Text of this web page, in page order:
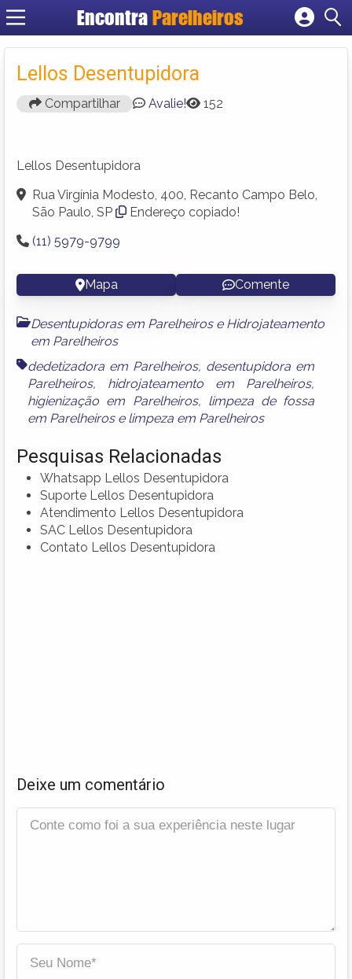
Encontra Parelheiros
Cadastrar empresa
Criar conta
Lellos Desentupidora
Compartilhar Avalie! 152
Lellos Desentupidora
Rua Virgínia Modesto, 400, Recanto Campo Belo,
São Paulo, SP
Endereço copiado!
(11) 5979-9799
Mapa Comente
Desentupidoras em Parelheirose Hidrojateamento
em Parelheiros
dedetizadora em Parelheiros, desentupidora em
Parelheiros, hidrojateamento em Parelheiros,
higienização em Parelheiros, limpeza de fossa
em Parelheirose limpeza em Parelheiros
Pesquisas Relacionadas
Whatsapp Lellos Desentupidora
Suporte Lellos Desentupidora
Atendimento Lellos Desentupidora
SAC Lellos Desentupidora
Contato Lellos Desentupidora
Deixe um comentário